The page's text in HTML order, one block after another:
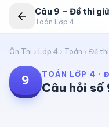
Câu 9 – Đề thi
Toán Lớp 4
Ôn Thi Lớp 4 Toán Đề
9 TOÁN LỚP 4 ·
Câu hỏi số